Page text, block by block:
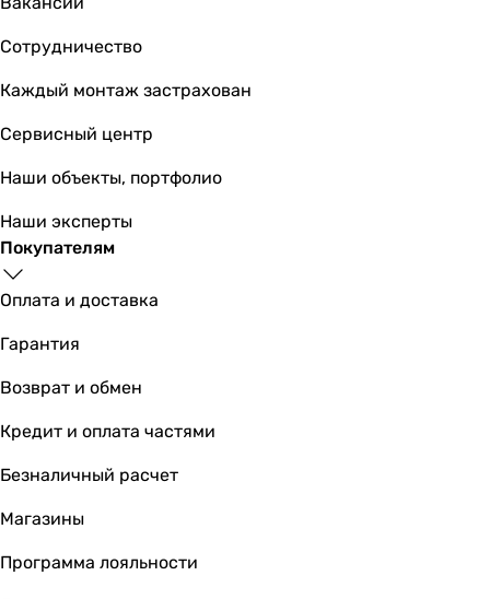
Сотрудничество
Каждый монтаж застрахован
Сервисный центр
Наши объекты, портфолио
Наши эксперты
Покупателям
Оплата и доставка
Гарантия
Возврат и обмен
Кредит и оплата частями
Безналичный расчет
Магазины
Программа лояльности